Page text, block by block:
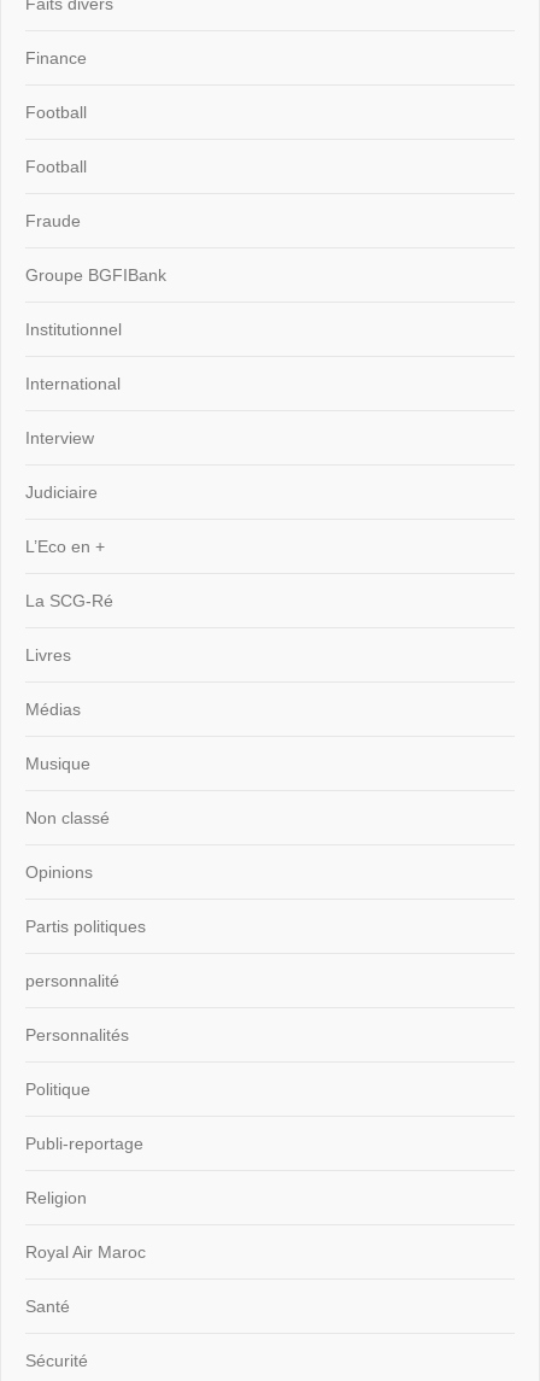
Finance
Football
Football
Fraude
Groupe BGFIBank
Institutionnel
International
Interview
Judiciaire
L’Eco en +
La SCG-Ré
Livres
Médias
Musique
Non classé
Opinions
Partis politiques
personnalité
Personnalités
Politique
Publi-reportage
Religion
Royal Air Maroc
Santé
Sécurité